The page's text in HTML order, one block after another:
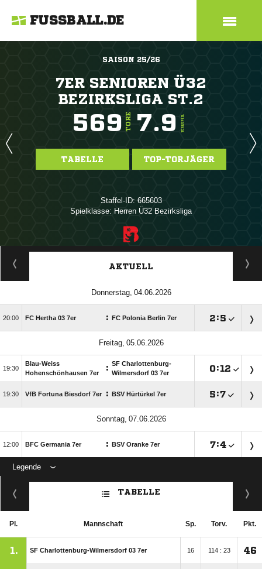
FUSSBALL.DE
SAISON 25/26
7ER SENIOREN Ü32
BEZIRKSLIGA ST.2
569 TORE 7.9 TORE/SPIEL
TABELLE TOP-TORJÄGER
Staffel-ID: 665603
Spielklasse: Herren Ü32 Bezirksliga
ANZEIGE
AKTUELL
 
 FC Hertha 03 7er : FC Polonia Berlin 7er :
 

Blau-Weiss
Hohenschönhausen 7er
: SF Charlottenburg-
Wilmersdorf 03 7er
:
 VfB Fortuna Biesdorf 7er : BSV Hürtürkel 7er :
 
 BFC Germania 7er : BSV Oranke 7er :
Legende
ANZEIGE
TABELLE
Pl. Mannschaft Sp. Torv. Pkt.
1. SF Charlottenburg-Wilmersdorf 03 7er 16 114 : 23 46